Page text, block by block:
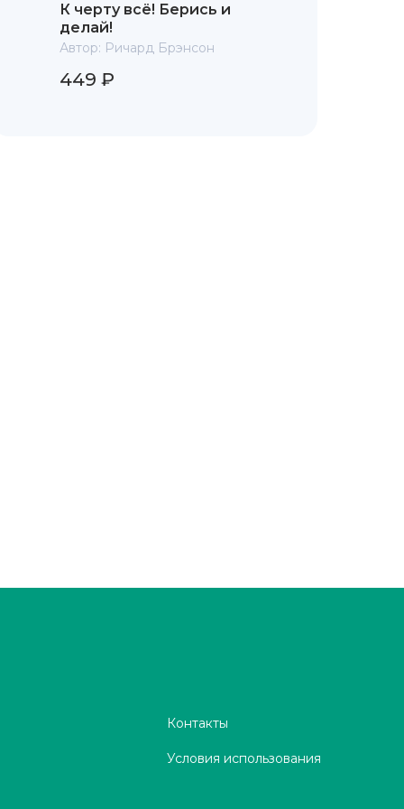
К черту всё! Берись и
делай!
Автор: Ричард Брэнсон
449 ₽
Контакты
Условия использования